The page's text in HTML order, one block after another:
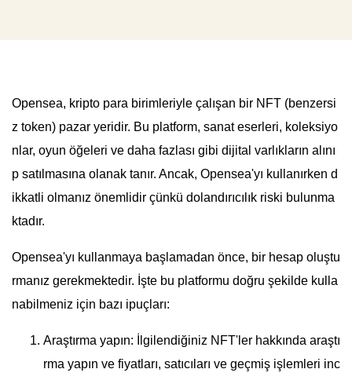
Opensea, kripto para birimleriyle çalışan bir NFT (benzersi
z token) pazar yeridir. Bu platform, sanat eserleri, koleksiyo
nlar, oyun öğeleri ve daha fazlası gibi dijital varlıkların alını
p satılmasına olanak tanır. Ancak, Opensea'yı kullanırken d
ikkatli olmanız önemlidir çünkü dolandırıcılık riski bulunma
ktadır.
Opensea'yı kullanmaya başlamadan önce, bir hesap oluştu
rmanız gerekmektedir. İşte bu platformu doğru şekilde kulla
nabilmeniz için bazı ipuçları:
Araştırma yapın: İlgilendiğiniz NFT'ler hakkında araştı
rma yapın ve fiyatları, satıcıları ve geçmiş işlemleri inc